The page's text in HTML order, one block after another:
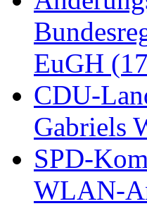
EuGH
CDU-
Gabriels
SPD-
WLAN-